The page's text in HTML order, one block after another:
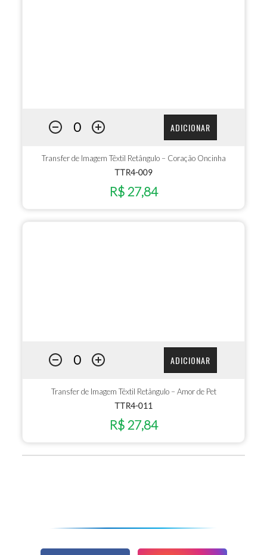
ADICIONAR
Transfer de Imagem Têxtil Retângulo – Coração Oncinha
TTR4-009
R$ 27,84
ADICIONAR
Transfer de Imagem Têxtil Retângulo – Amor de Pet
TTR4-011
R$ 27,84